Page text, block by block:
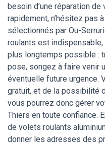
besoin d’une réparation
rapidement, n’hésitez pas
sélectionnés par Ou-
roulants est indispensable,
plus longtemps possible :
pose, songez à faire venir
éventuelle future urgence.
gratuit, et de la possibilité
vous pourrez donc gérer
Thiers en toute confiance.
de volets roulants
donner les adresses des